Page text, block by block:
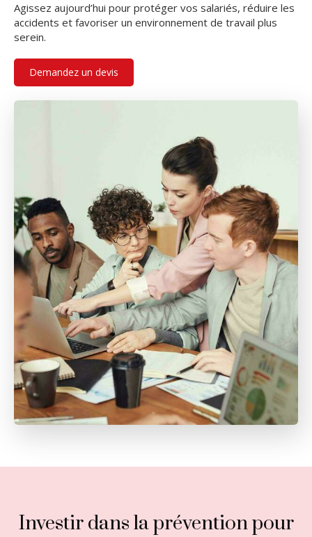
Agissez aujourd’hui pour protéger vos salariés, réduire les
accidents et favoriser un environnement de travail plus
serein.
Demandez un devis
Investir dans la prévention pour